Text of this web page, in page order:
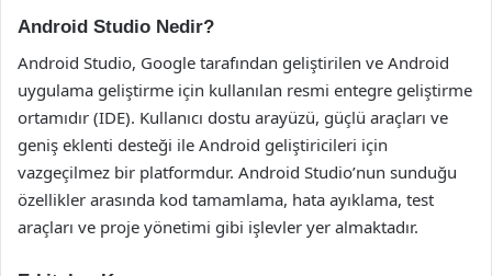
Android Studio Nedir?
Android Studio, Google tarafından geliştirilen ve Android
uygulama geliştirme için kullanılan resmi entegre geliştirme
ortamıdır (IDE). Kullanıcı dostu arayüzü, güçlü araçları ve
geniş eklenti desteği ile Android geliştiricileri için
vazgeçilmez bir platformdur. Android Studio’nun sunduğu
özellikler arasında kod tamamlama, hata ayıklama, test
araçları ve proje yönetimi gibi işlevler yer almaktadır.